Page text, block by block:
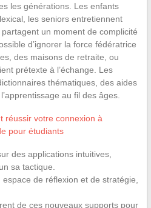
les générations. Les enfants
les seniors entretiennent
un moment de complicité
d’ignorer la force fédératrice
des maisons de retraite, ou
prétexte à l’échange. Les
thématiques, des aides
au fil des âges.
réussir votre connexion à
pour étudiants
des applications intuitives,
sa tactique.
de réflexion et de stratégie,
de ces nouveaux supports pour